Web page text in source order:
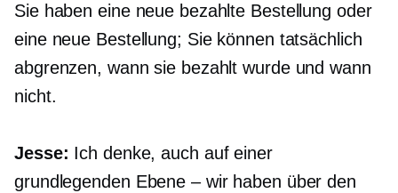
Sie haben eine neue bezahlte Bestellung oder
eine neue Bestellung; Sie können tatsächlich
abgrenzen, wann sie bezahlt wurde und wann
nicht.
Jesse: Ich denke, auch auf einer
grundlegenden Ebene – wir haben über den